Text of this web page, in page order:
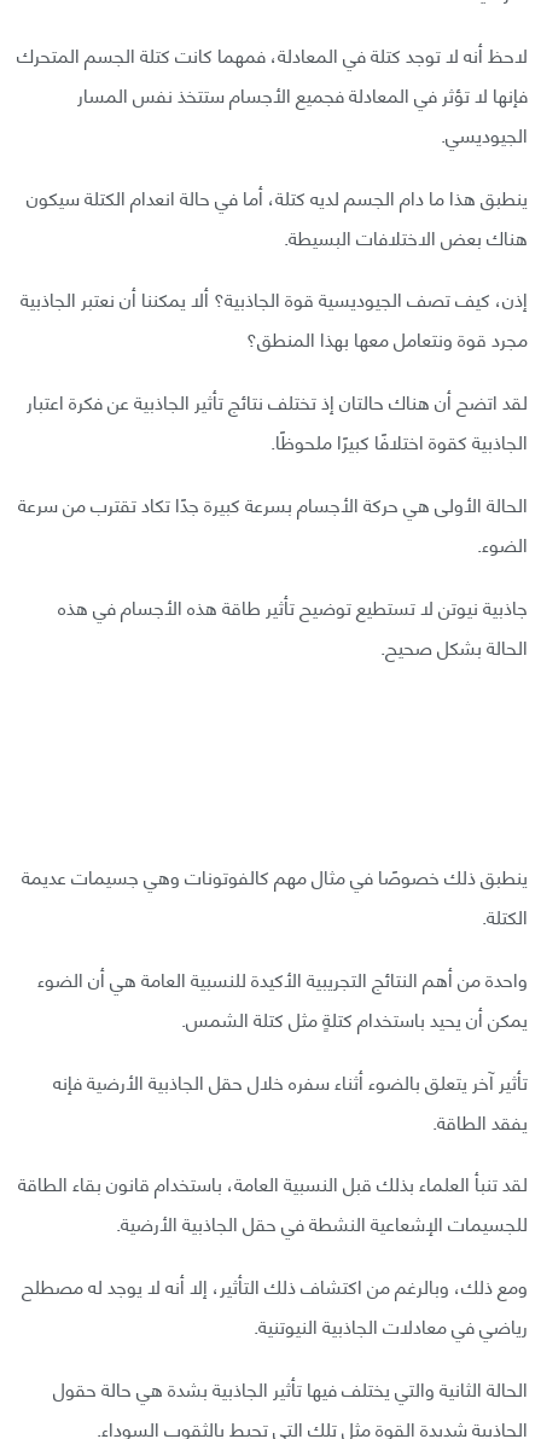
لاحظ أنه لا توجد كتلة في المعادلة، فمهما كانت كتلة الجسم المتحرك
فإنها لا تؤثر في المعادلة فجميع الأجسام ستتخذ نفس المسار
الجيوديسي.
ينطبق هذا ما دام الجسم لديه كتلة، أما في حالة انعدام الكتلة سيكون
هناك بعض الاختلافات البسيطة.
إذن، كيف تصف الجيوديسية قوة الجاذبية؟ ألا يمكننا أن نعتبر الجاذبية
مجرد قوة ونتعامل معها بهذا المنطق؟
لقد اتضح أن هناك حالتان إذ تختلف نتائج تأثير الجاذبية عن فكرة اعتبار
الجاذبية كقوة اختلافًا كبيرًا ملحوظًا.
الحالة الأولى هي حركة الأجسام بسرعة كبيرة جدًا تكاد تقترب من سرعة
الضوء.
جاذبية نيوتن لا تستطيع توضيح تأثير طاقة هذه الأجسام في هذه
الحالة بشكل صحيح.
ينطبق ذلك خصوصًا في مثال مهم كالفوتونات وهي جسيمات عديمة
الكتلة.
واحدة من أهم النتائج التجريبية الأكيدة للنسبية العامة هي أن الضوء
يمكن أن يحيد باستخدام كتلةٍ مثل كتلة الشمس.
تأثير آخر يتعلق بالضوء أثناء سفره خلال حقل الجاذبية الأرضية فإنه
يفقد الطاقة.
لقد تنبأ العلماء بذلك قبل النسبية العامة، باستخدام قانون بقاء الطاقة
للجسيمات الإشعاعية النشطة في حقل الجاذبية الأرضية.
ومع ذلك، وبالرغم من اكتشاف ذلك التأثير، إلا أنه لا يوجد له مصطلح
رياضي في معادلات الجاذبية النيوتنية.
الحالة الثانية والتي يختلف فيها تأثير الجاذبية بشدة هي حالة حقول
الجاذبية شديدة القوة مثل تلك التي تحيط بالثقوب السوداء.